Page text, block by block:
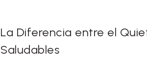
La Diferencia entre el
Saludables